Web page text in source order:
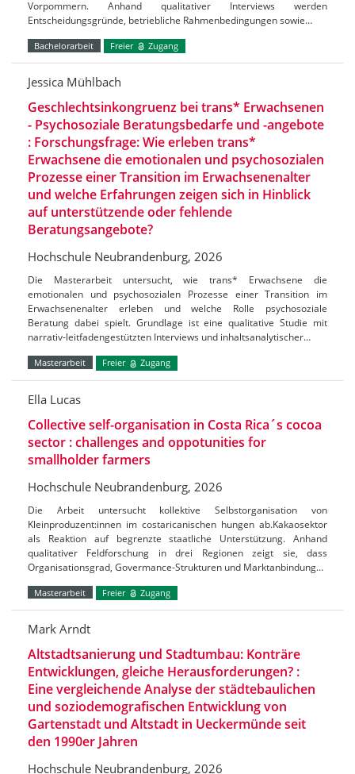
Vorpommern. Anhand qualitativer Interviews werden
Entscheidungsgründe, betriebliche Rahmenbedingungen sowie…
Bachelorarbeit Freier Zugang
Jessica Mühlbach
Geschlechtsinkongruenz bei trans* Erwachsenen
- Psychosoziale Beratungsbedarfe und -angebote
: Forschungsfrage: Wie erleben trans*
Erwachsene die emotionalen und psychosozialen
Prozesse einer Transition im Erwachsenenalter
und welche Erfahrungen zeigen sich in Hinblick
auf unterstützende oder fehlende
Beratungsangebote?
Hochschule Neubrandenburg, 2026
Die Masterarbeit untersucht, wie trans* Erwachsene die
emotionalen und psychosozialen Prozesse einer Transition im
Erwachsenenalter erleben und welche Rolle psychosoziale
Beratung dabei spielt. Grundlage ist eine qualitative Studie mit
narrativ-leitfadengestützten Interviews und inhaltsanalytischer…
Masterarbeit Freier Zugang
Ella Lucas
Collective self-organisation in Costa Rica´s cocoa
sector : challenges and oppotunities for
smallholder farmers
Hochschule Neubrandenburg, 2026
Die Arbeit untersucht kollektive Selbstorganisation von
Kleinproduzent:innen im costaricanischen hungen ab.Kakaosektor
als Reaktion auf begrenzte staatliche Unterstützung. Anhand
qualitativer Feldforschung in drei Regionen zeigt sie, dass
Organisationsgrad, Govermance-Strukturen und Marktanbindung…
Masterarbeit Freier Zugang
Mark Arndt
Altstadtsanierung und Stadtumbau: Konträre
Entwicklungen, gleiche Herausforderungen? :
Eine vergleichende Analyse der städtebaulichen
und soziodemografischen Entwicklung von
Gartenstadt und Altstadt in Ueckermünde seit
den 1990er Jahren
Hochschule Neubrandenburg, 2026